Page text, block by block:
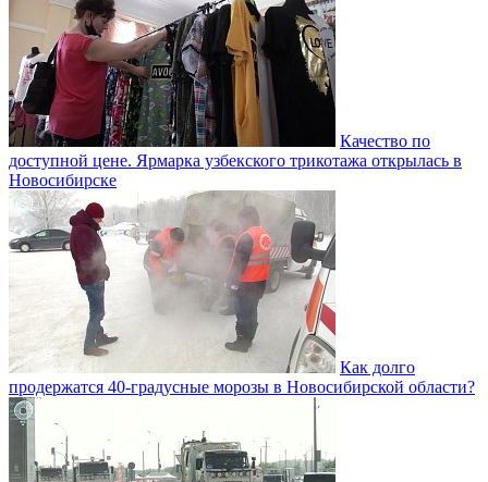
Качество по
доступной цене. Ярмарка узбекского трикотажа открылась в
Новосибирске
Как долго
продержатся 40-градусные морозы в Новосибирской области?